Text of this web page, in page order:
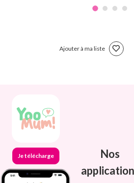
Ajouter à ma liste
Je télécharge
Nos